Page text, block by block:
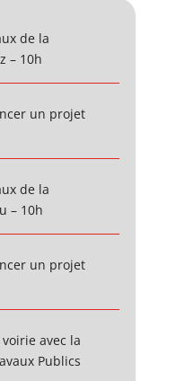
de la
– 10h
un projet
de la
– 10h
un projet
avec la
Publics